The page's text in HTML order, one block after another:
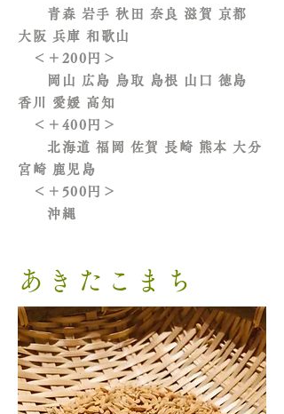
青森 岩手 秋田 奈良 滋賀 京都
大阪 兵庫 和歌山
＜＋200円＞
岡山 広島 鳥取 島根 山口 徳島
香川 愛媛 高知
＜＋400円＞
北海道 福岡 佐賀 長崎 熊本 大分
宮崎 鹿児島
＜＋500円＞
沖縄
あきたこまち